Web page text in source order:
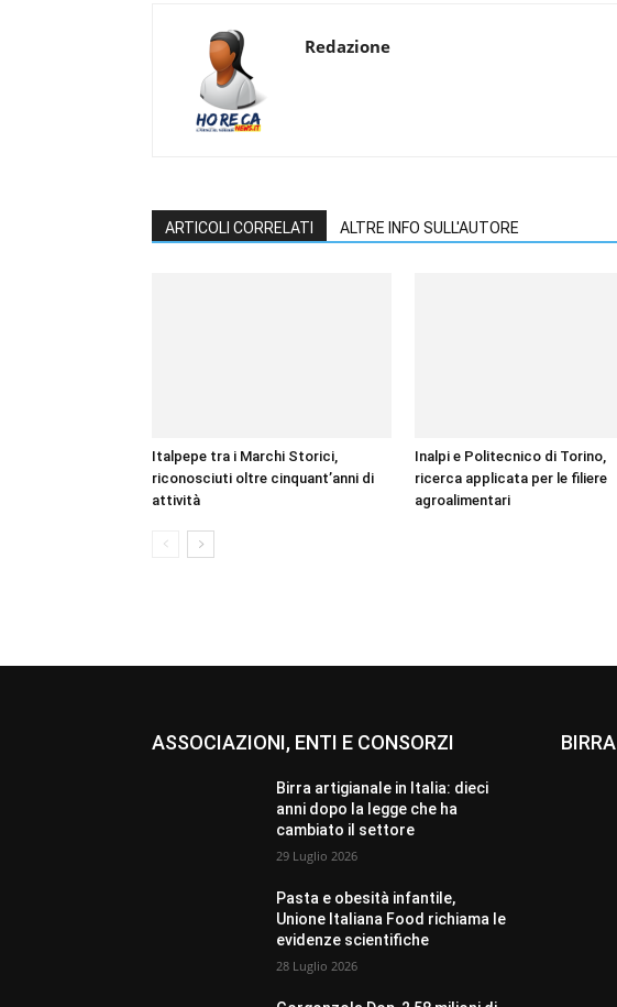
Redazione
ARTICOLI CORRELATI ALTRE INFO SULL'AUTORE
Italpepe tra i Marchi Storici,
riconosciuti oltre cinquant’anni di
attività
Inalpi e Politecnico di Torino,
ricerca applicata per le filiere
agroalimentari
ASSOCIAZIONI, ENTI E CONSORZI
Birra artigianale in Italia: dieci
anni dopo la legge che ha
cambiato il settore
29 Luglio 2026
Pasta e obesità infantile,
Unione Italiana Food richiama le
evidenze scientifiche
28 Luglio 2026
BIRRA